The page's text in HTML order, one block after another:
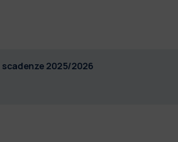
2025/2026